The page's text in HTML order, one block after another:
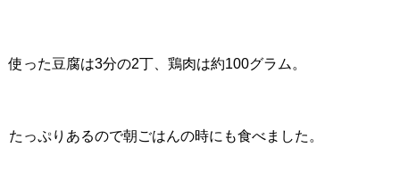
使った豆腐は3分の2丁、鶏肉は約100グラム。
たっぷりあるので朝ごはんの時にも食べました。